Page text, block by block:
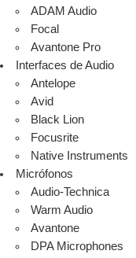
ADAM Audio
Focal
Avantone Pro
Interfaces de Audio
Antelope
Avid
Black Lion
Focusrite
Native Instruments
Micrófonos
Audio-Technica
Warm Audio
Avantone
DPA Microphones